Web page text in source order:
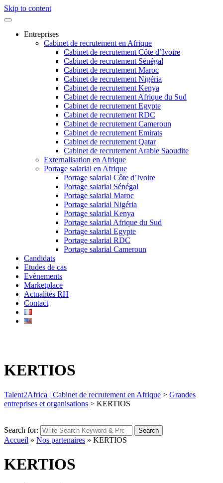
Skip to content
Entreprises
Cabinet de recrutement en Afrique
Cabinet de recrutement Côte d’Ivoire
Cabinet de recrutement Sénégal
Cabinet de recrutement Maroc
Cabinet de recrutement Nigéria
Cabinet de recrutement Kenya
Cabinet de recrutement Afrique du Sud
Cabinet de recrutement Egypte
Cabinet de recrutement RDC
Cabinet de recrutement Cameroun
Cabinet de recrutement Emirats
Cabinet de recrutement Qatar
Cabinet de recrutement Arabie Saoudite
Externalisation en Afrique
Portage salarial en Afrique
Portage salarial Côte d’Ivoire
Portage salarial Sénégal
Portage salarial Maroc
Portage salarial Nigéria
Portage salarial Kenya
Portage salarial Afrique du Sud
Portage salarial Egypte
Portage salarial RDC
Portage salarial Cameroun
Candidats
Etudes de cas
Evènements
Marketplace
Actualités RH
Contact
KERTIOS
Talent2Africa | Cabinet de recrutement en Afrique > Grandes
entreprises et organisations > KERTIOS
Search for: Search
Accueil » Nos partenaires » KERTIOS
KERTIOS